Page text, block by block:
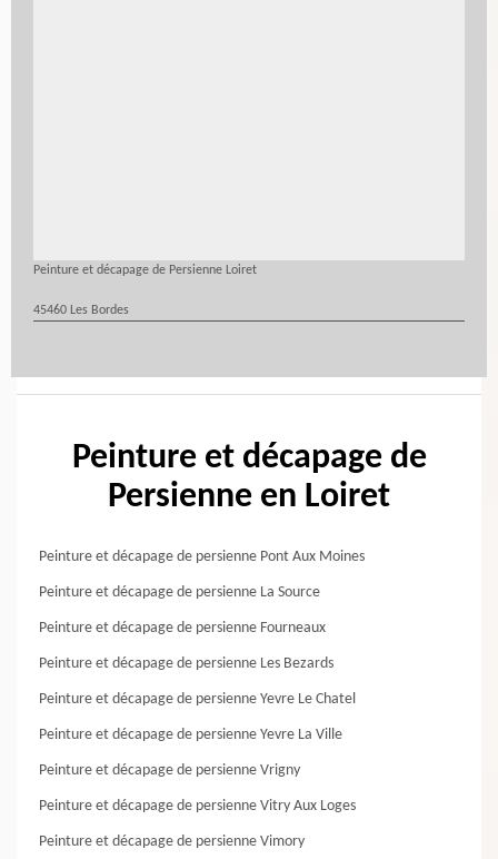
Peinture et décapage de Persienne Loiret
45460 Les Bordes
Peinture et décapage de
Persienne en Loiret
Peinture et décapage de persienne Pont Aux Moines
Peinture et décapage de persienne La Source
Peinture et décapage de persienne Fourneaux
Peinture et décapage de persienne Les Bezards
Peinture et décapage de persienne Yevre Le Chatel
Peinture et décapage de persienne Yevre La Ville
Peinture et décapage de persienne Vrigny
Peinture et décapage de persienne Vitry Aux Loges
Peinture et décapage de persienne Vimory